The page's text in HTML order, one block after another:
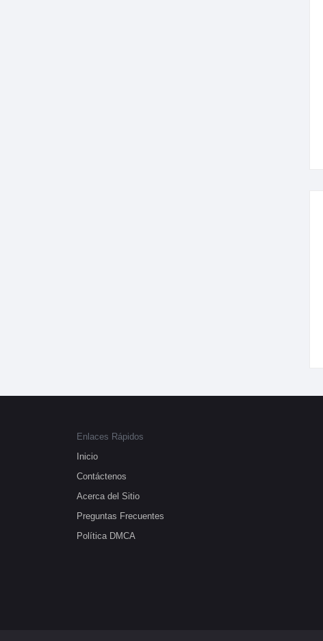
Enlaces Rápidos
Inicio
Contáctenos
Acerca del Sitio
Preguntas Frecuentes
Política DMCA